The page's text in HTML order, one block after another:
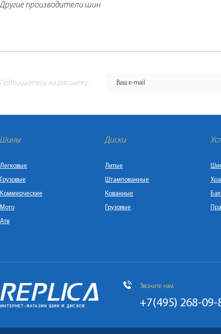
Другие производители шин
Подпишитесь на рассылку:
Шины
Легковые
Грузовые
Коммерческие
Мото
Атв
Диски
Литые
Штампованные
Кованные
Грузовые
Звоните нам
+7(495) 268-09-